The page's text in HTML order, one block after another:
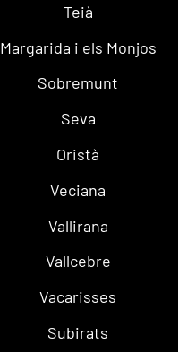
Teià
Margarida i els Monjos
Sobremunt
Seva
Oristà
Veciana
Vallirana
Vallcebre
Vacarisses
Subirats